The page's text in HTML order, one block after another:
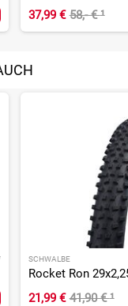
37,99 € 58,- €¹
SCHWALBE
21,99 € 41,90 €¹